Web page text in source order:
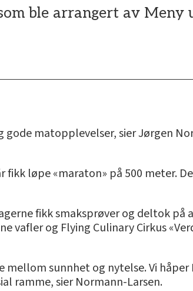
ble arrangert av Meny
matopplevelser, sier Jørgen
løpe «maraton» på 500 meter.
fikk smaksprøver og deltok på
vafler og Flying Culinary Cirkus
mellom sunnhet og nytelse. Vi
ramme, sier Normann-Larsen.